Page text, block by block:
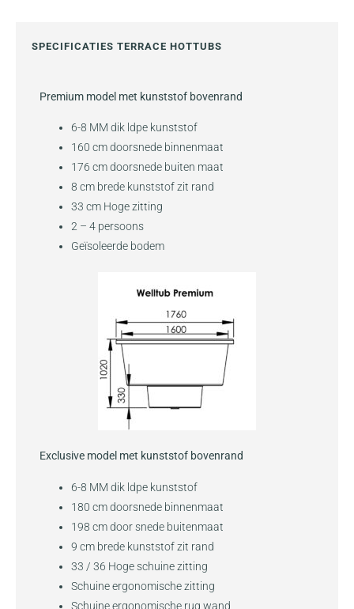
SPECIFICATIES TERRACE HOTTUBS
Premium model met kunststof bovenrand
6-8 MM dik ldpe kunststof
160 cm doorsnede binnenmaat
176 cm doorsnede buiten maat
8 cm brede kunststof zit rand
33 cm Hoge zitting
2 – 4 persoons
Geïsoleerde bodem
Exclusive model met kunststof bovenrand
6-8 MM dik ldpe kunststof
180 cm doorsnede binnenmaat
198 cm door snede buitenmaat
9 cm brede kunststof zit rand
33 / 36 Hoge schuine zitting
Schuine ergonomische zitting
Schuine ergonomische rug wand